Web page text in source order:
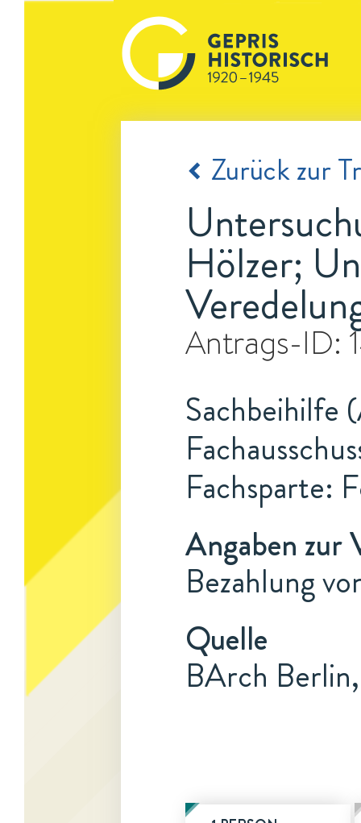
Zurück zur
Hölzer;
Antrags-ID:
Sachbeihilfe
Fachsparte:
Angaben zur
Bezahlung
Quelle
BArch